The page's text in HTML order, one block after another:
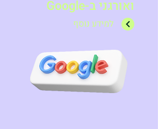
ואורגני ב-Google
למידע נוסף